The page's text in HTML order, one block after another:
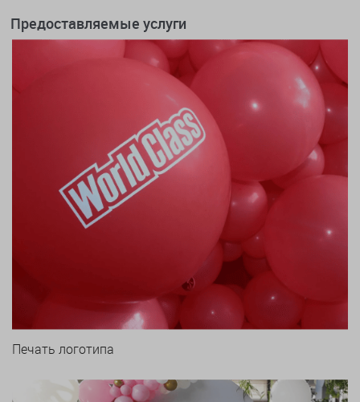
Предоставляемые услуги
Печать логотипа